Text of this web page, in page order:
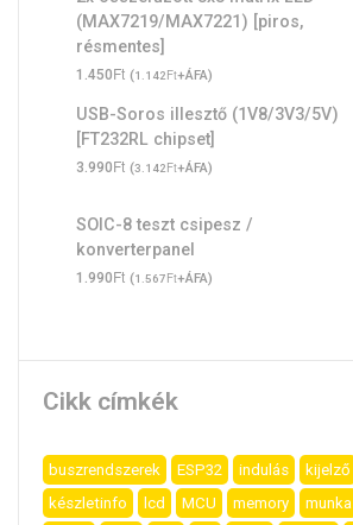
(MAX7219/MAX7221) [piros,
résmentes]
1.450Ft (1.142Ft+ÁFA)
USB-Soros illesztő (1V8/3V3/5V)
[FT232RL chipset]
3.990Ft (3.142Ft+ÁFA)
SOIC-8 teszt csipesz /
konverterpanel
1.990Ft (1.567Ft+ÁFA)
Cikk címkék
buszrendszerek ESP32 indulás kijelző
készletinfo
lcd MCU memory munka